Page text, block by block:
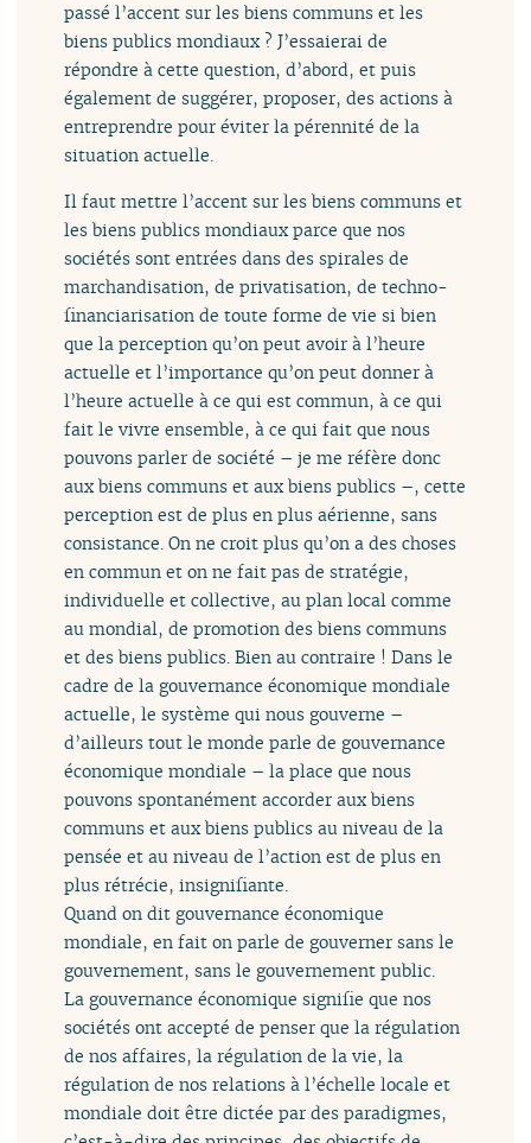
passé l’accent sur les biens communs et les
biens publics mondiaux ? J’essaierai de
répondre à cette question, d’abord, et puis
également de suggérer, proposer, des actions à
entreprendre pour éviter la pérennité de la
situation actuelle.
Il faut mettre l’accent sur les biens communs et
les biens publics mondiaux parce que nos
sociétés sont entrées dans des spirales de
marchandisation, de privatisation, de techno-
financiarisation de toute forme de vie si bien
que la perception qu’on peut avoir à l’heure
actuelle et l’importance qu’on peut donner à
l’heure actuelle à ce qui est commun, à ce qui
fait le vivre ensemble, à ce qui fait que nous
pouvons parler de société – je me réfère donc
aux biens communs et aux biens publics –, cette
perception est de plus en plus aérienne, sans
consistance. On ne croit plus qu’on a des choses
en commun et on ne fait pas de stratégie,
individuelle et collective, au plan local comme
au mondial, de promotion des biens communs
et des biens publics. Bien au contraire ! Dans le
cadre de la gouvernance économique mondiale
actuelle, le système qui nous gouverne –
d’ailleurs tout le monde parle de gouvernance
économique mondiale – la place que nous
pouvons spontanément accorder aux biens
communs et aux biens publics au niveau de la
pensée et au niveau de l’action est de plus en
plus rétrécie, insignifiante.
Quand on dit gouvernance économique
mondiale, en fait on parle de gouverner sans le
gouvernement, sans le gouvernement public.
La gouvernance économique signifie que nos
sociétés ont accepté de penser que la régulation
de nos affaires, la régulation de la vie, la
régulation de nos relations à l’échelle locale et
mondiale doit être dictée par des paradigmes,